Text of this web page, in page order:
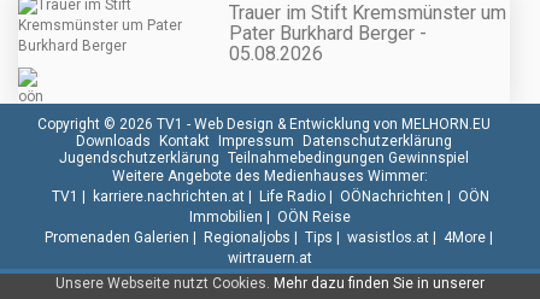
Trauer im Stift Kremsmünster um
Pater Burkhard Berger -
05.08.2026
Unsere Webseite nutzt Cookies. Mehr dazu finden Sie in unserer
Copyright © 2026 TV1 - Web Design & Entwicklung von MELHORN.EU
Downloads
Kontakt Impressum
Datenschutzerklärung
Jugendschutzerklärung Teilnahmebedingungen Gewinnspiel
Weitere Angebote des Medienhauses Wimmer:
TV1
karriere.nachrichten.at| Life Radio| OÖNachrichten
OÖN
Immobilien
OÖN Reise
Promenaden Galerien
Regionaljobs Tips wasistlos.at| 4More|
wirtrauern.at